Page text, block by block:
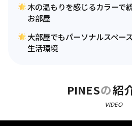
木の温もりを感じるカラーで
お部屋
大部屋でもパーソナルスペー
生活環境
PINESの紹
VIDEO